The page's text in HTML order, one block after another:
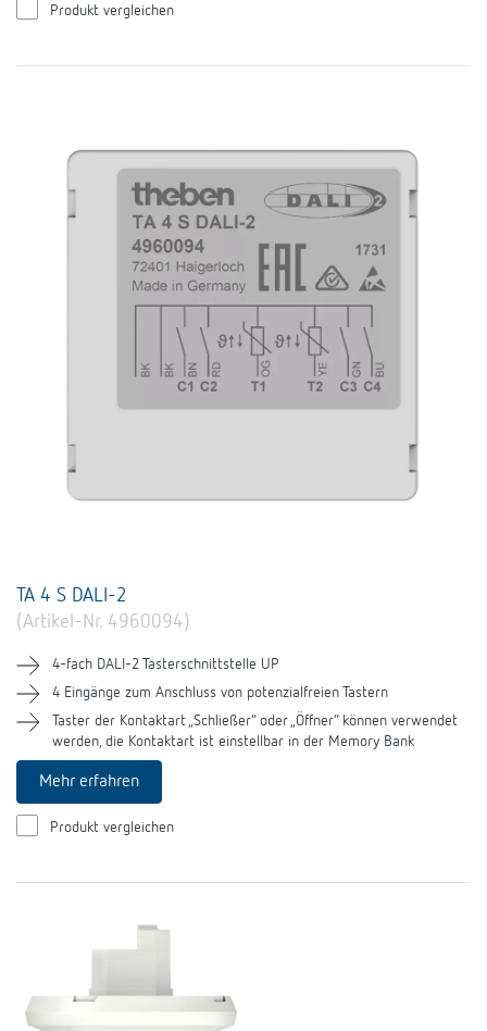
Produkt vergleichen
TA 4 S DALI-2
(Artikel-Nr. 4960094)
4-fach DALI-2 Tasterschnittstelle UP
4 Eingänge zum Anschluss von potenzialfreien Tastern
Taster der Kontaktart „Schließer“ oder „Öffner“ können verwendet
werden, die Kontaktart ist einstellbar in der Memory Bank
Mehr erfahren
Produkt vergleichen